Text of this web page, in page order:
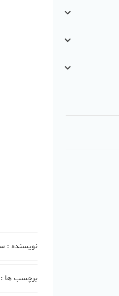
نویسنده :
برچسب ها :